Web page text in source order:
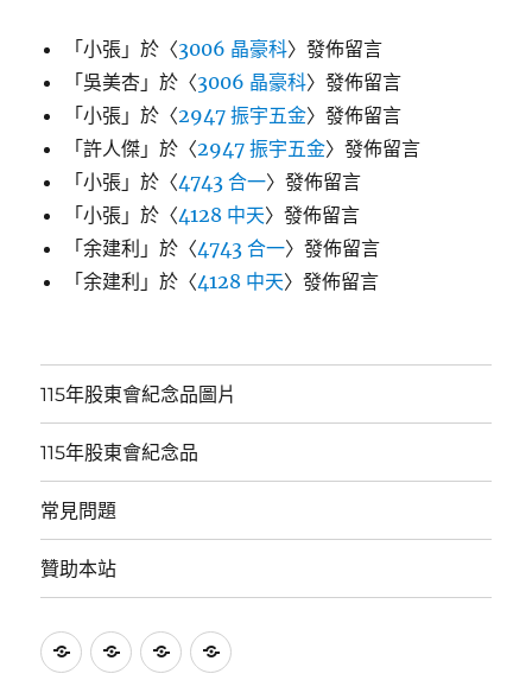
「小張 」於〈3006 晶豪科〉發佈留言
「吳美杏 」於〈3006 晶豪科〉發佈留言
「小張 」於〈2947 振宇五金〉發佈留言
「許人傑 」於〈2947 振宇五金〉發佈留言
「小張 」於〈4743 合一〉發佈留言
「小張 」於〈4128 中天〉發佈留言
「余建利 」於〈4743 合一〉發佈留言
「余建利 」於〈4128 中天〉發佈留言
115年股東會紀念品圖片
115年股東會紀念品
常見問題
贊助本站
115
115
常
贊